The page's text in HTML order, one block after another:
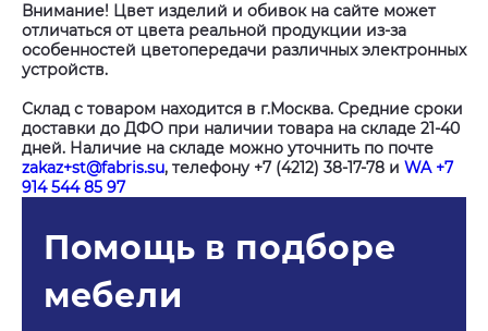
Внимание! Цвет изделий и обивок на сайте может
отличаться от цвета реальной продукции из-за
особенностей цветопередачи различных электронных
устройств.
Склад с товаром находится в г.Москва. Средние сроки
доставки до ДФО при наличии товара на складе 21-40
дней. Наличие на складе можно уточнить по почте
zakaz+st@fabris.su, телефону +7 (4212) 38-17-78 и WA +7
914 544 85 97
Помощь в подборе
мебели